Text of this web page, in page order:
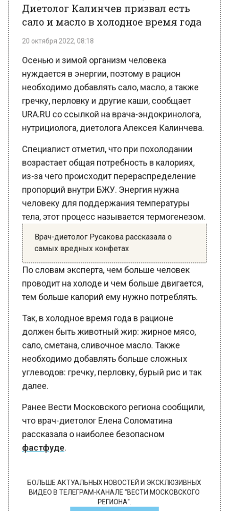
20 октября 2022, 08:18
Осенью и зимой организм человека
нуждается в энергии, поэтому в рацион
необходимо добавлять сало, масло, а также
гречку, перловку и другие каши, сообщает
URA.RU со ссылкой на врача-эндокринолога,
нутрициолога, диетолога Алексея Калинчева.
возрастает общая потребность в калориях,
из-за чего происходит перераспределение
пропорций внутри БЖУ. Энергия нужна
человеку для поддержания температуры
тела, этот процесс называется термогенезом.
самых вредных конфетах
По словам эксперта, чем больше человек
проводит на холоде и чем больше двигается,
тем больше калорий ему нужно потреблять.
Так, в холодное время года в рационе
должен быть животный жир: жирное мясо,
сало, сметана, сливочное масло. Также
необходимо добавлять больше сложных
углеводов: гречку, перловку, бурый рис и так
далее.
Ранее Вести Московского региона сообщили,
что врач-диетолог Елена Соломатина
рассказала о наиболее безопасном
фастфуде.
БОЛЬШЕ АКТУАЛЬНЫХ НОВОСТЕЙ И ЭКСКЛЮЗИВНЫХ
ВИДЕО В ТЕЛЕГРАМ-КАНАЛЕ "ВЕСТИ МОСКОВСКОГО